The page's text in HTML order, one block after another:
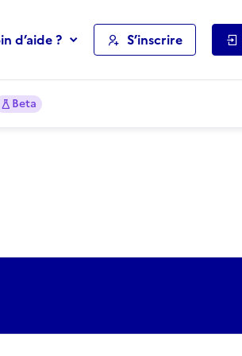
d’aide ? S’inscrire
Beta